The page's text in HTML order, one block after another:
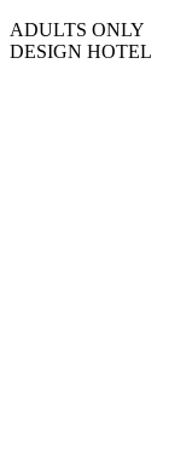
ADULTS ONLY
DESIGN HOTEL